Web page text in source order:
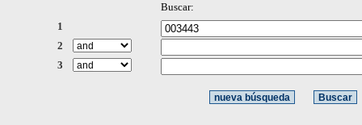
Buscar:
1
2
3